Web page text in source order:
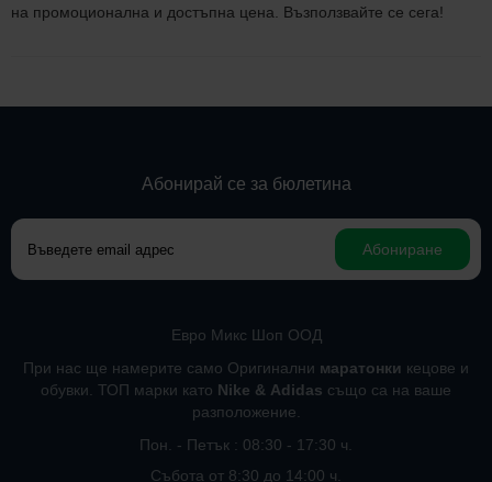
на промоционална и достъпна цена. Възползвайте се сега!
Абонирай се за бюлетина
Абониране
Евро Микс Шоп ООД
При нас ще намерите само Оригинални маратонки кецове и
обувки. ТОП марки като Nike & Adidas също са на ваше
разположение.
Пон. - Петък : 08:30 - 17:30 ч.
Събота от 8:30 до 14:00 ч.